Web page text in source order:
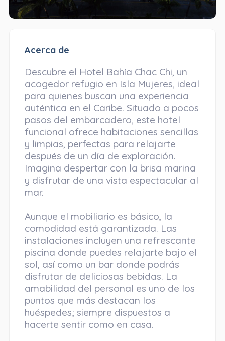
Acerca de
Descubre el Hotel Bahía Chac Chi, un
acogedor refugio en Isla Mujeres, ideal
para quienes buscan una experiencia
auténtica en el Caribe. Situado a pocos
pasos del embarcadero, este hotel
funcional ofrece habitaciones sencillas
y limpias, perfectas para relajarte
después de un día de exploración.
Imagina despertar con la brisa marina
y disfrutar de una vista espectacular al
mar.
Aunque el mobiliario es básico, la
comodidad está garantizada. Las
instalaciones incluyen una refrescante
piscina donde puedes relajarte bajo el
sol, así como un bar donde podrás
disfrutar de deliciosas bebidas. La
amabilidad del personal es uno de los
puntos que más destacan los
huéspedes; siempre dispuestos a
hacerte sentir como en casa.